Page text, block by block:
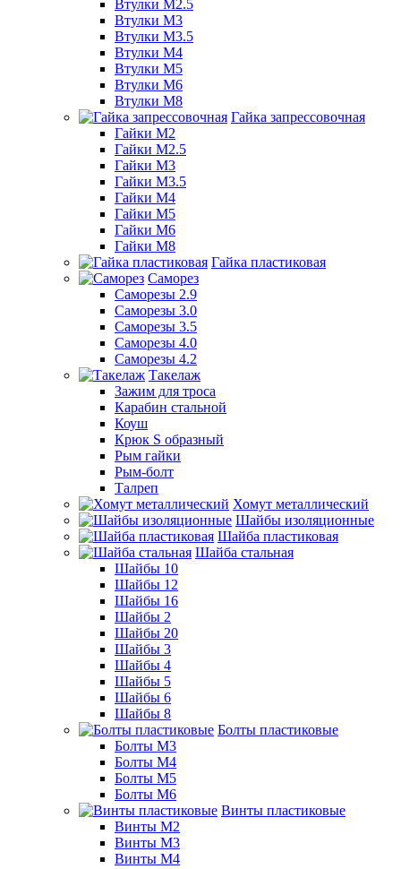
Втулки М2.5
Втулки М3
Втулки М3.5
Втулки М4
Втулки М5
Втулки М6
Втулки М8
Гайка запрессовочная
Гайки М2
Гайки М2.5
Гайки М3
Гайки М3.5
Гайки М4
Гайки М5
Гайки М6
Гайки М8
Гайка пластиковая
Саморез
Саморезы 2.9
Саморезы 3.0
Саморезы 3.5
Саморезы 4.0
Саморезы 4.2
Такелаж
Зажим для троса
Карабин стальной
Коуш
Крюк S образный
Рым гайки
Рым-болт
Талреп
Хомут металлический
Шайбы изоляционные
Шайба пластиковая
Шайба стальная
Шайбы 10
Шайбы 12
Шайбы 16
Шайбы 2
Шайбы 20
Шайбы 3
Шайбы 4
Шайбы 5
Шайбы 6
Шайбы 8
Болты пластиковые
Болты М3
Болты М4
Болты М5
Болты М6
Винты пластиковые
Винты М2
Винты М3
Винты М4